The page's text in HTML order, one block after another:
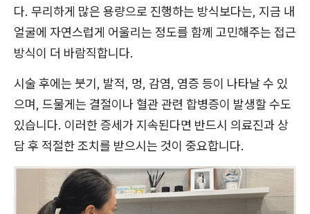
다. 무리하게 많은 용량으로 진행하는 방식보다는, 지금 내
얼굴에 자연스럽게 어울리는 정도를 함께 고민해주는 접근
방식이 더 바람직합니다.
시술 후에는 붓기, 발적, 멍, 감염, 염증 등이 나타날 수 있
으며, 드물게는 결절이나 혈관 관련 합병증이 발생할 수도
있습니다. 이러한 증세가 지속된다면 반드시 의료진과 상
담 후 적절한 조치를 받으시는 것이 중요합니다.